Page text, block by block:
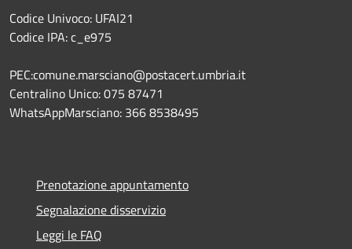
Codice Univoco: UFAI21
Codice IPA: c_e975
PEC:comune.marsciano@postacert.umbria.it
Centralino Unico: 075 87471
WhatsAppMarsciano: 366 8538495
Prenotazione appuntamento
Segnalazione disservizio
Leggi le FAQ